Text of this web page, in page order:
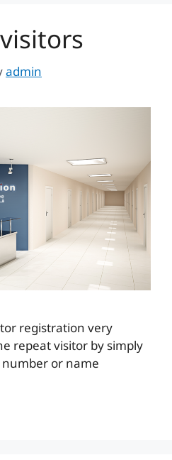
admin
registration very
repeat visitor by simply
or name